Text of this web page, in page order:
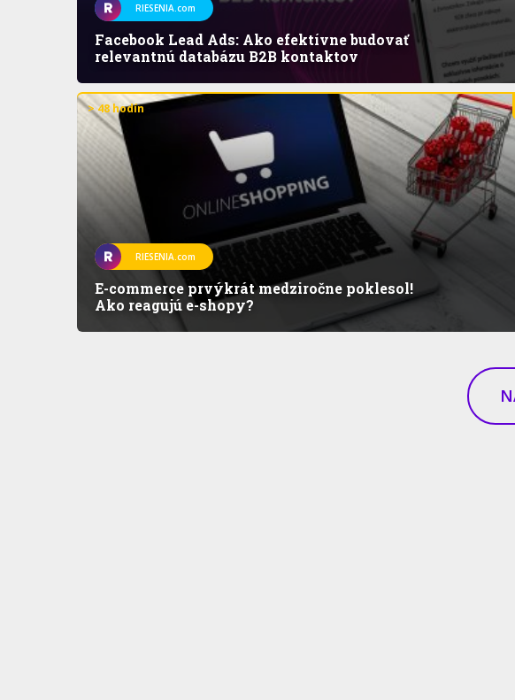
RIESENIA.com
Facebook Lead Ads: Ako efektívne budovať
relevantnú databázu B2B kontaktov
> 48 hodín
RIESENIA.com
E-commerce prvýkrát medziročne poklesol!
Ako reagujú e-shopy?